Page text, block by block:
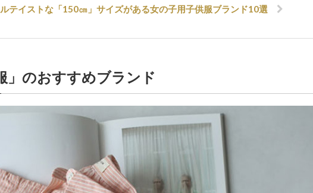
テイストな「150㎝」サイズがある女の子用子供服ブランド10選
」のおすすめブランド